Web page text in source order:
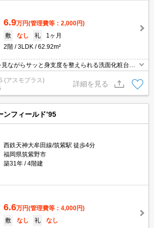
6.9万円(管理費等：2,000円)
敷
なし 礼
1ヶ月
2階
3LDK 62.92m²
ながらサッと身支度を整えられる洗面化粧台を
配業者が来た時に出る準備ができていない人で
るので入居者は荷物受け取りのために玄関にて
ます。セキュリティ面は、防犯カメラ・ダブル
置しているので安全面でも優れております。
(アスモプラス)
詳細を見る
ンフィールド’95
西鉄天神大牟田線/筑紫駅 徒歩4分
福岡県筑紫野市
築31年
4階建
6.6万円(管理費等：4,000円)
敷
なし 礼
なし